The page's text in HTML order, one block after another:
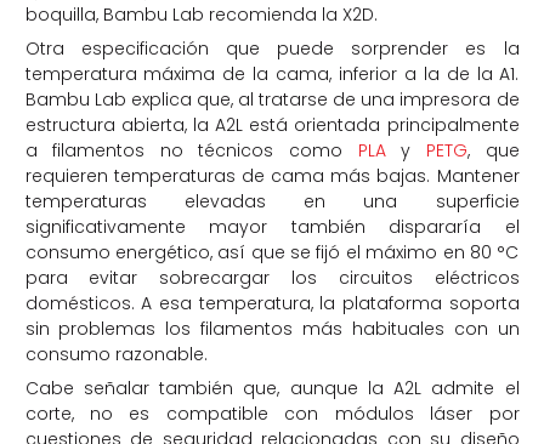
boquilla, Bambu Lab recomienda la X2D.
Otra especificación que puede sorprender es la
temperatura máxima de la cama, inferior a la de la A1.
Bambu Lab explica que, al tratarse de una impresora de
estructura abierta, la A2L está orientada principalmente
a filamentos no técnicos como PLAy PETG, que
requieren temperaturas de cama más bajas. Mantener
temperaturas elevadas en una superficie
significativamente mayor también dispararía el
consumo energético, así que se fijó el máximo en 80 °C
para evitar sobrecargar los circuitos eléctricos
domésticos. A esa temperatura, la plataforma soporta
sin problemas los filamentos más habituales con un
consumo razonable.
Cabe señalar también que, aunque la A2L admite el
corte, no es compatible con módulos láser por